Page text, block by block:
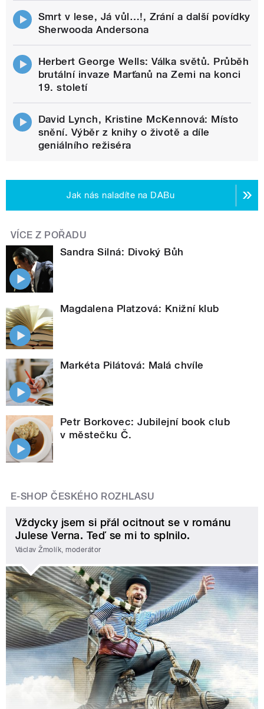
Smrt v lese, Já vůl…!, Zrání a další povídky
Sherwooda Andersona
Herbert George Wells: Válka světů. Průběh
brutální invaze Marťanů na Zemi na konci
19. století
David Lynch, Kristine McKennová: Místo
snění. Výběr z knihy o životě a díle
geniálního režiséra
Jak nás naladíte na DABu
VÍCE Z POŘADU
Sandra Silná: Divoký Bůh
Magdalena Platzová: Knižní klub
Markéta Pilátová: Malá chvíle
Petr Borkovec: Jubilejní book club
v městečku Č.
E-SHOP ČESKÉHO ROZHLASU
Vždycky jsem si přál ocitnout se v románu
Julese Verna. Teď se mi to splnilo.
Václav Žmolík, moderátor